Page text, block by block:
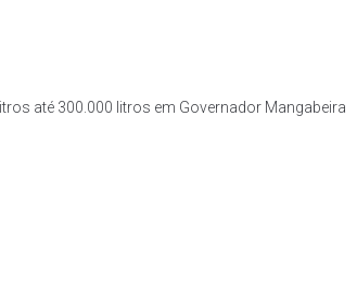
até 300.000 litros em Governador Mangabeira